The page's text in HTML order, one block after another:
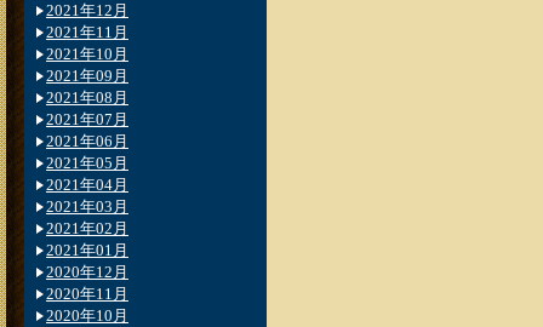
2021年12月
2021年11月
2021年10月
2021年09月
2021年08月
2021年07月
2021年06月
2021年05月
2021年04月
2021年03月
2021年02月
2021年01月
2020年12月
2020年11月
2020年10月